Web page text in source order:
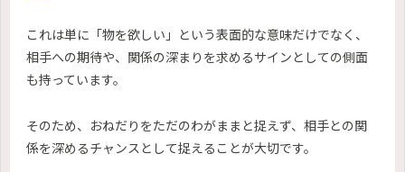
これは単に「物を欲しい」という表面的な意味だけでなく、
相手への期待や、関係の深まりを求めるサインとしての側面
も持っています。
そのため、おねだりをただのわがままと捉えず、相手との関
係を深めるチャンスとして捉えることが大切です。